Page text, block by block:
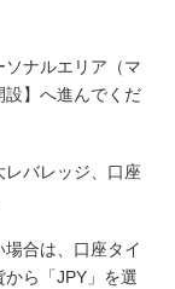
ナルエリア（マ
設】へ進んでくだ
バレッジ、口座
合は、口座タイ
ら「JPY」を選